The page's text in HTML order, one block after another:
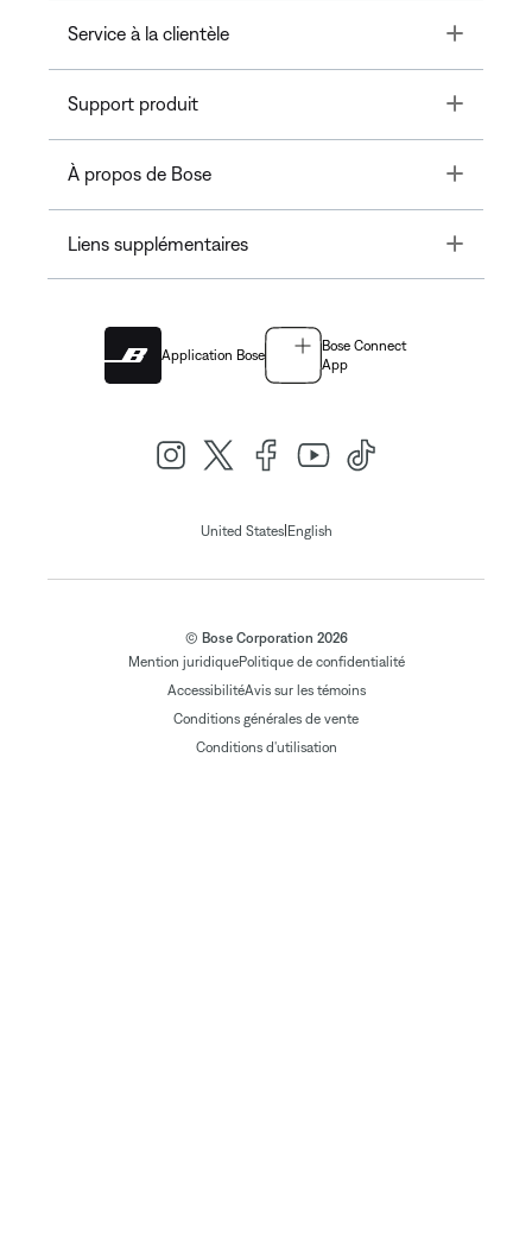
Service à la clientèle Toggle
Support produit Toggle
À propos de Bose Toggle
Liens supplémentaires Toggle
Application Bose
Bose Connect
App
United States| English
© Bose Corporation 2026
Mention juridiquePolitique de confidentialité
AccessibilitéAvis sur les témoins
Conditions générales de vente
Conditions d'utilisation